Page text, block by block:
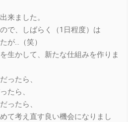
来ました。
で、しばらく（1日程度）は
が…（笑）
生かして、新たな仕組みを作りま
ったら、
たら、
ったら、
て考え直す良い機会になりまし